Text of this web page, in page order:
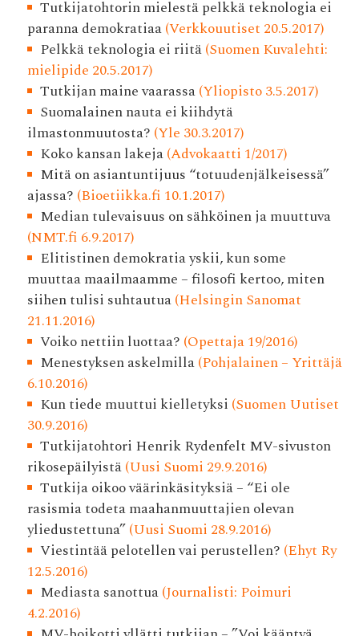
Tutkijatohtorin mielestä pelkkä teknologia ei
paranna demokratiaa(Verkkouutiset 20.5.2017)
Pelkkä teknologia ei riitä(Suomen Kuvalehti:
mielipide 20.5.2017)
Tutkijan maine vaarassa(Yliopisto 3.5.2017)
Suomalainen nauta ei kiihdytä
ilmastonmuutosta? (Yle 30.3.2017)
Koko kansan lakeja(Advokaatti 1/2017)
Mitä on asiantuntijuus “totuudenjälkeisessä”
ajassa? (Bioetiikka.fi 10.1.2017)
Median tulevaisuus on sähköinen ja muuttuva
(NMT.fi 6.9.2017)
Elitistinen demokratia yskii, kun some
muuttaa maailmaamme – filosofi kertoo, miten
siihen tulisi suhtautua(Helsingin Sanomat
21.11.2016)
Voiko nettiin luottaa? (Opettaja 19/2016)
Menestyksen askelmilla(Pohjalainen – Yrittäjä
6.10.2016)
Kun tiede muuttui kielletyksi (Suomen Uutiset
30.9.2016)
Tutkijatohtori Henrik Rydenfelt MV-sivuston
rikosepäilyistä(Uusi Suomi 29.9.2016)
Tutkija oikoo väärinkäsityksiä – “Ei ole
rasismia todeta maahanmuuttajien olevan
yliedustettuna”(Uusi Suomi 28.9.2016)
Viestintää pelotellen vai perustellen? (Ehyt Ry
12.5.2016)
Mediasta sanottua(Journalisti: Poimuri
4.2.2016)